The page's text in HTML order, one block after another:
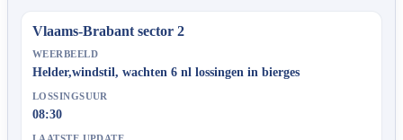
Vlaams-Brabant sector 2
WEERBEELD
Helder,windstil, wachten 6 nl lossingen in bierges
LOSSINGSUUR
08:30